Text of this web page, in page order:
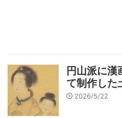
円山派に漢
て制作した
2026/5/22